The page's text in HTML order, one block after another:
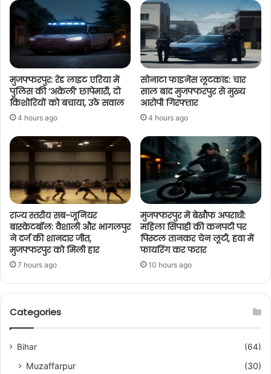
मुजफ्फरपुर: रेड लाइट एरिया में
पुलिस की ‘अकेली’ छापेमारी, दो
किशोरियों को बचाया, उठे सवाल
4 hours ago
सोनाटा फाइनेंस लूटकांड: चार
साल बाद मुजफ्फरपुर से मुख्य
आरोपी गिरफ्तार
4 hours ago
राज्य स्तरीय सब-जूनियर
बास्केटबॉल: वैशाली और भागलपुर
ने दर्ज की शानदार जीत,
मुजफ्फरपुर को मिली हार
7 hours ago
मुजफ्फरपुर में बेखौफ अपराधी:
महिला सिपाही की कनपटी पर
पिस्टल तानकर चेन लूटी, हवा में
फायरिंग कर फरार
10 hours ago
Categories
Bihar (64)
Muzaffarpur (30)